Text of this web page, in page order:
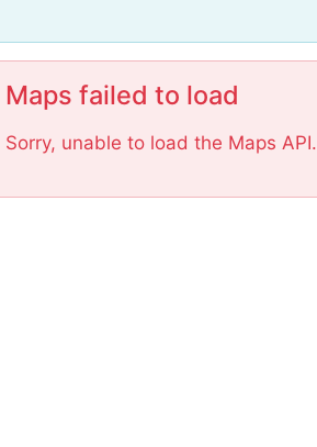
Maps failed to load
Sorry, unable to load the Maps API.